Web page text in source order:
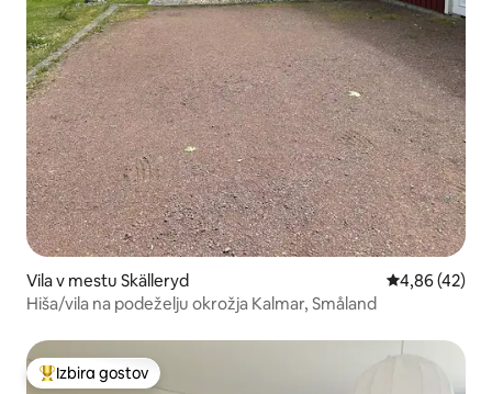
Vila v mestu Skälleryd Povprečna
4,86 (42)
Hiša/vila na podeželju okrožja Kalmar, Småland
Najbolj priljubljena prenočišča z značko »Izbira gostov«
Izbira gostov